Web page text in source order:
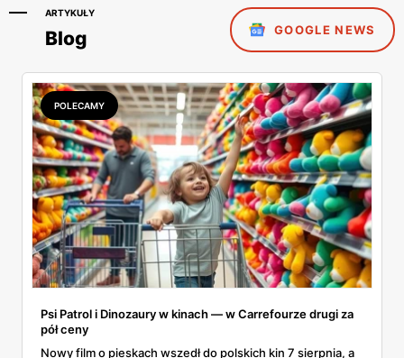
ARTYKUŁY
Blog GOOGLE NEWS
POLECAMY
Psi Patrol i Dinozaury w kinach — w Carrefourze drugi za
pół ceny
Nowy film o pieskach wszedł do polskich kin 7 sierpnia, a